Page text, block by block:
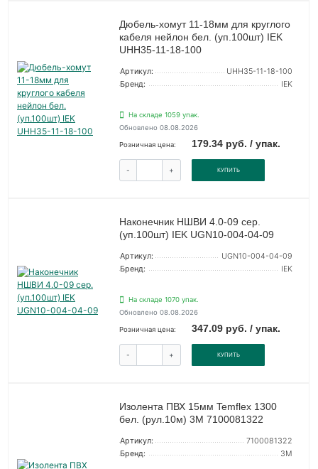
Дюбель-хомут 11-18мм для круглого
кабеля нейлон бел. (уп.100шт) IEK
UHH35-11-18-100
Артикул:
UHH35-11-18-100
Бренд:
IEK
На складе 1059 упак.
Обновлено 08.08.2026
Розничная цена: 179.34 руб. / упак.
- + КУПИТЬ
Наконечник НШВИ 4.0-09 сер.
(уп.100шт) IEK UGN10-004-04-09
Артикул:
UGN10-004-04-09
Бренд:
IEK
На складе 1070 упак.
Обновлено 08.08.2026
Розничная цена: 347.09 руб. / упак.
- + КУПИТЬ
Изолента ПВХ 15мм Temflex 1300
бел. (рул.10м) 3М 7100081322
Артикул:
7100081322
Бренд:
3М